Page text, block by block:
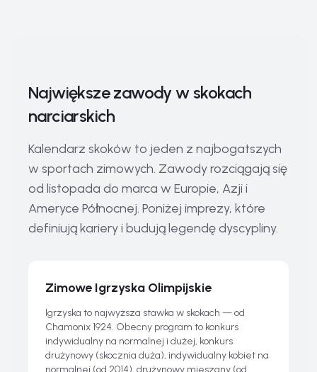
Największe zawody w skokach
narciarskich
Kalendarz skoków to jeden z najbogatszych
w sportach zimowych. Zawody rozciągają się
od listopada do marca w Europie, Azji i
Ameryce Północnej. Poniżej imprezy, które
definiują kariery i budują legendę dyscypliny.
Zimowe Igrzyska Olimpijskie
Igrzyska to najwyższa stawka w skokach — od
Chamonix 1924. Obecny program to konkurs
indywidualny na normalnej i dużej, konkurs
drużynowy (skocznia duża), indywidualny kobiet na
normalnej (od 2014), drużynowy mieszany (od